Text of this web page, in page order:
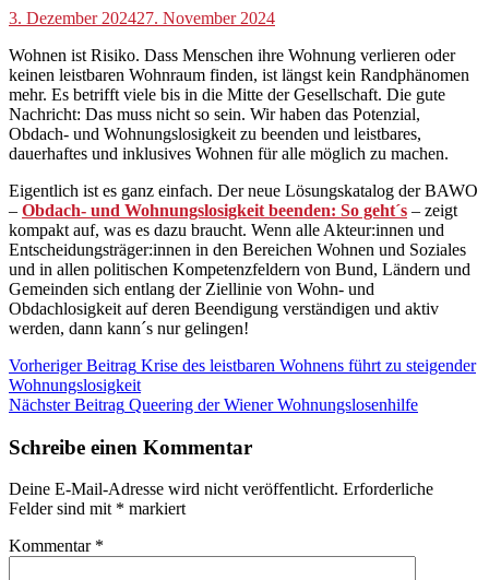
p.geschwendtner
3. Dezember 202427. November 2024
Wohnen ist Risiko. Dass Menschen ihre Wohnung verlieren oder
keinen leistbaren Wohnraum finden, ist längst kein Randphänomen
mehr. Es betrifft viele bis in die Mitte der Gesellschaft. Die gute
Nachricht: Das muss nicht so sein. Wir haben das Potenzial,
Obdach- und Wohnungslosigkeit zu beenden und leistbares,
dauerhaftes und inklusives Wohnen für alle möglich zu machen.
Eigentlich ist es ganz einfach. Der neue Lösungskatalog der BAWO
– Obdach- und Wohnungslosigkeit beenden: So geht´s – zeigt
kompakt auf, was es dazu braucht. Wenn alle Akteur:innen und
Entscheidungsträger:innen in den Bereichen Wohnen und Soziales
und in allen politischen Kompetenzfeldern von Bund, Ländern und
Gemeinden sich entlang der Ziellinie von Wohn- und
Obdachlosigkeit auf deren Beendigung verständigen und aktiv
werden, dann kann´s nur gelingen!
Kategorie:
Blog
Beitragsnavigation
Vorheriger Beitrag Krise des leistbaren Wohnens führt zu steigender
Wohnungslosigkeit
Nächster Beitrag Queering der Wiener Wohnungslosenhilfe
Schreibe einen Kommentar
Deine E-Mail-Adresse wird nicht veröffentlicht. Erforderliche
Felder sind mit * markiert
Kommentar *